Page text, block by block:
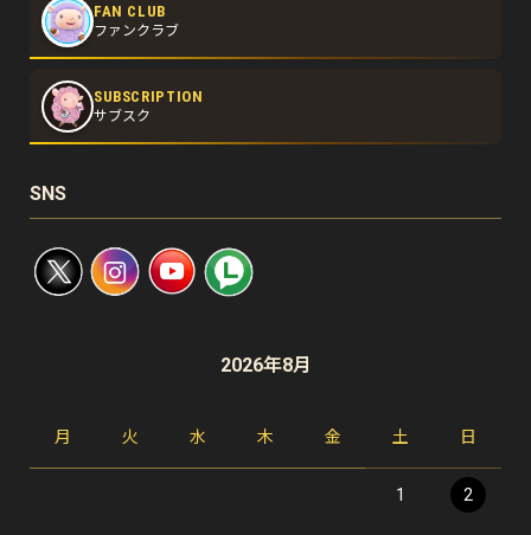
FAN CLUB
ファンクラブ
SUBSCRIPTION
サブスク
SNS
2026年8月
月 火 水 木 金 土 日
1 2